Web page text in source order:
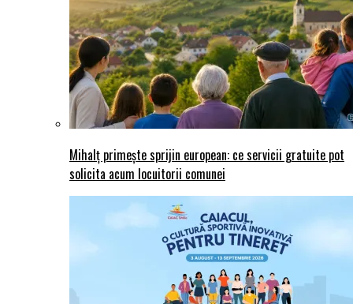
Mihalț primește sprijin european: ce servicii gratuite pot
solicita acum locuitorii comunei